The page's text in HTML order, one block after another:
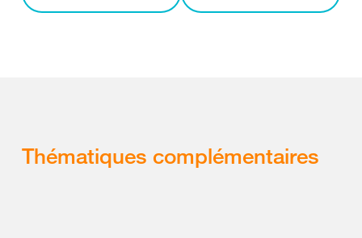
Thématiques complémentaires